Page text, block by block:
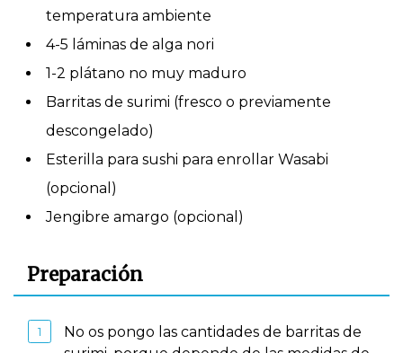
temperatura ambiente
4-5 láminas de alga nori
1-2 plátano no muy maduro
Barritas de surimi (fresco o previamente
descongelado)
Esterilla para sushi para enrollar Wasabi
(opcional)
Jengibre amargo (opcional)
Preparación
No os pongo las cantidades de barritas de